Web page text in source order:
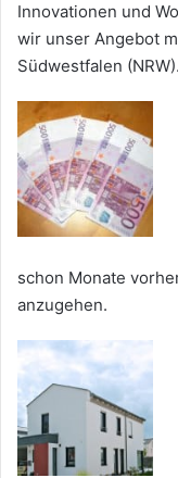
Innovationen und
wir unser Angebot
Südwestfalen (NRW).
schon Monate
anzugehen.